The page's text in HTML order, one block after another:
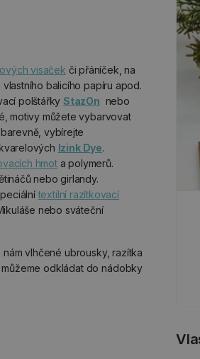
visaček či přáníček, na
balicího papíru apod.
polštářkyStazOn nebo
motivy můžete vybarvovat
vybírejte
Izink Dye.
hmota polymerů.
nebo girlandy.
textilní razítkovací
nebo sváteční
nám vlhčené ubrousky, razítka
odkládat do nádobky